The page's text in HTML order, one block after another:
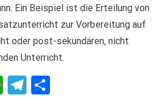
Ein Beispiel ist die Erteilung von
zur Vorbereitung auf
oder post-sekundären, nicht
Unterricht.
WhatsApp
Telegram